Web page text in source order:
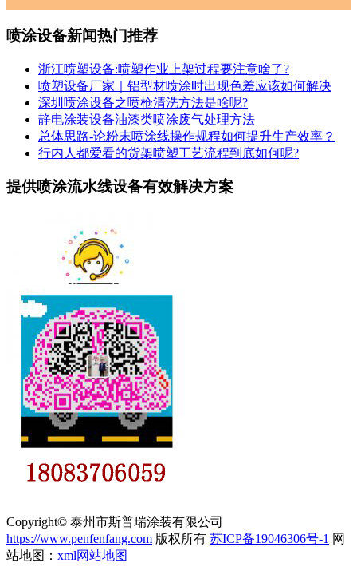
喷涂设备新闻热门推荐
浙江喷塑设备:喷塑作业上架过程要注意啥了?
喷塑设备厂家｜铝型材喷涂时出现色差应该如何解决
深圳喷涂设备之喷枪清洗方法是啥呢?
静电涂装设备油漆类喷涂废气处理方法
总体思路-论粉末喷涂线操作规程如何提升生产效率？
行内人都爱看的货架喷塑工艺流程到底如何呢?
提供喷涂流水线设备有效解决方案
Copyright© 泰州市斯普瑞涂装有限公司
https://www.penfenfang.com 版权所有 苏ICP备19046306号-1 网
站地图： xml网站地图